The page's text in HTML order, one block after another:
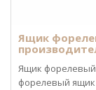
Ящик
Ящик форелевый
форелевый ящик